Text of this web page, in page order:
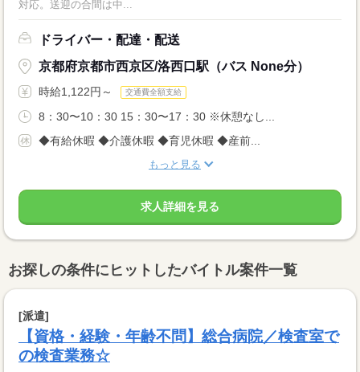
対応。送迎の合間は中...
ドライバー・配達・配送
京都府京都市西京区/洛西口駅（バス None分）
時給1,122円～ 交通費全額支給
8：30〜10：30 15：30〜17：30 ※休憩なし...
◆有給休暇 ◆介護休暇 ◆育児休暇 ◆産前...
もっと見る
求人詳細を見る
お探しの条件にヒットしたバイトル案件一覧
[派遣]
【資格・経験・年齢不問】総合病院／検査室で
の検査業務☆